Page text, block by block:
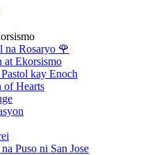
na Rosaryo 🌹
at Ekorsismo
kay Enoch
of Hearts
Puso ni San Jose